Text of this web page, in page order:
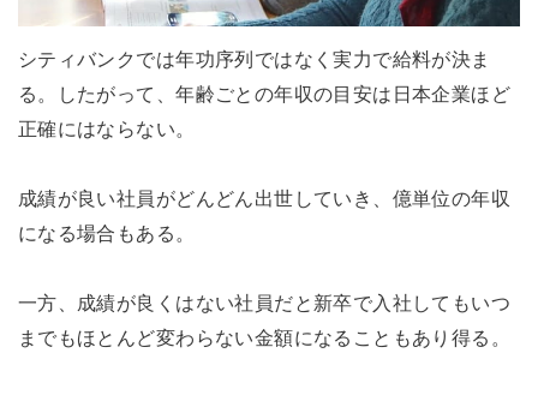
シティバンクでは年功序列ではなく実力で給料が決ま
る。したがって、年齢ごとの年収の目安は日本企業ほど
正確にはならない。
成績が良い社員がどんどん出世していき、億単位の年収
になる場合もある。
一方、成績が良くはない社員だと新卒で入社してもいつ
までもほとんど変わらない金額になることもあり得る。